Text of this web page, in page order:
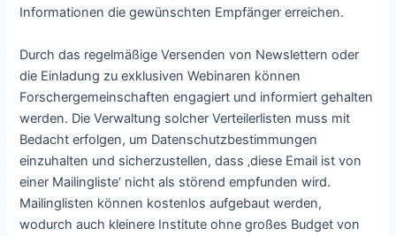
Informationen die gewünschten Empfänger erreichen.
Durch das regelmäßige Versenden von Newslettern oder
die Einladung zu exklusiven Webinaren können
Forschergemeinschaften engagiert und informiert gehalten
werden. Die Verwaltung solcher Verteilerlisten muss mit
Bedacht erfolgen, um Datenschutzbestimmungen
einzuhalten und sicherzustellen, dass ‚diese Email ist von
einer Mailingliste‘ nicht als störend empfunden wird.
Mailinglisten können kostenlos aufgebaut werden,
wodurch auch kleinere Institute ohne großes Budget von